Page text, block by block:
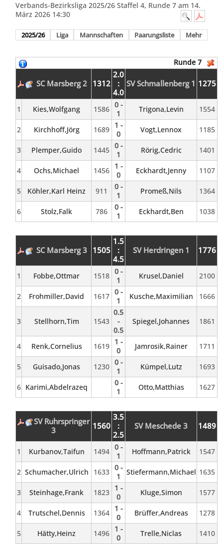
Verbands-Bezirksliga 2025/26 Staffel 4, Runde 7 am 14.
März 2026 14:30
2025/26 Liga Mannschaften Paarungsliste Mehr
Runde 7
SC Marsberg 2 1312
2.0
:
4.0
SV Schmallenberg 1 1275
1 Kies,Wolfgang 1586 0 -
1
Trigona,Levin 1554
2 Kirchhoff,Jörg 1689 1 -
0
Vogt,Lennox 1185
3 Plemper,Guido 1445 0 -
1
Rörig,Cedric 1401
4 Ochs,Michael 1456 1 -
0
Eckhardt,Jenny 1107
5 Köhler,Karl Heinz 911
0 -
1
Promeß,Nils 1364
6 Stolz,Falk 786
0 -
1
Eckhardt,Ben 1038
SC Marsberg 3 1505
1.5
:
4.5
SV Herdringen 1 1776
1 Fobbe,Ottmar 1518 0 -
1
Krusel,Daniel 2100
2 Frohmiller,David 1617 0 -
1
Kusche,Maximilian 1666
3 Stellhorn,Tim 1543
0.5
-
0.5
Spiegel,Johannes 1861
4 Renk,Cornelius 1619 1 -
0
Jamrosik,Rainer 1711
5 Guisado,Jonas 1230 0 -
1
Kümpel,Lutz 1693
6 Karimi,Abdelrazeq
0 -
1
Otto,Matthias 1627
SV Ruhrspringer
3
1560
3.5
:
2.5
SV Meschede 3 1489
1 Kurbanov,Taifun 1494 0 -
1
Hoffmann,Patrick 1547
2 Schumacher,Ulrich 1633 0 -
1
Stiefermann,Michael 1635
3 Steinhage,Frank 1823 1 -
0
Kluge,Simon 1577
4 Trutschel,Dennis 1364 1 -
0
Brüffer,Andreas 1278
5 Hätty,Heinz 1496 1 -
0
Trelle,Niclas 1410